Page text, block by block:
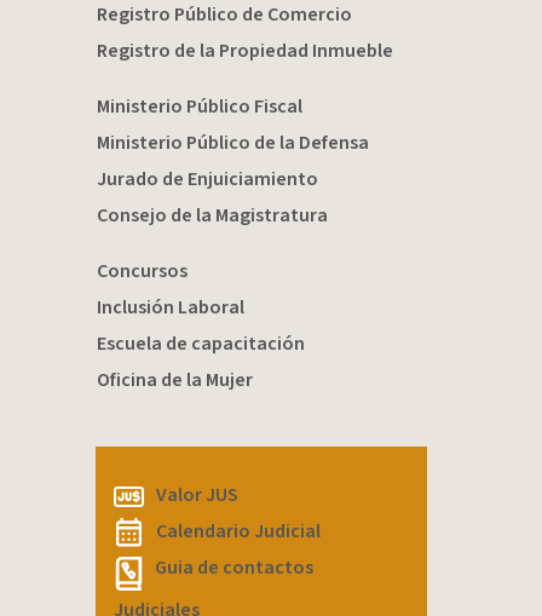
Registro Público de Comercio
Registro de la Propiedad Inmueble
Ministerio Público Fiscal
Ministerio Público de la Defensa
Jurado de Enjuiciamiento
Consejo de la Magistratura
Concursos
Inclusión Laboral
Escuela de capacitación
Oficina de la Mujer
Valor JUS
Calendario Judicial
Guia de contactos
Judiciales